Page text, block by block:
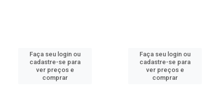
Faça seu login ou
cadastre-se para
ver preços e
comprar
Faça seu login ou
cadastre-se para
ver preços e
comprar